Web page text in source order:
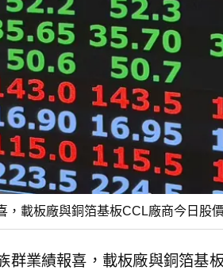
載板廠與銅箔基板CCL廠商今日股
群業績報喜，載板廠與銅箔基